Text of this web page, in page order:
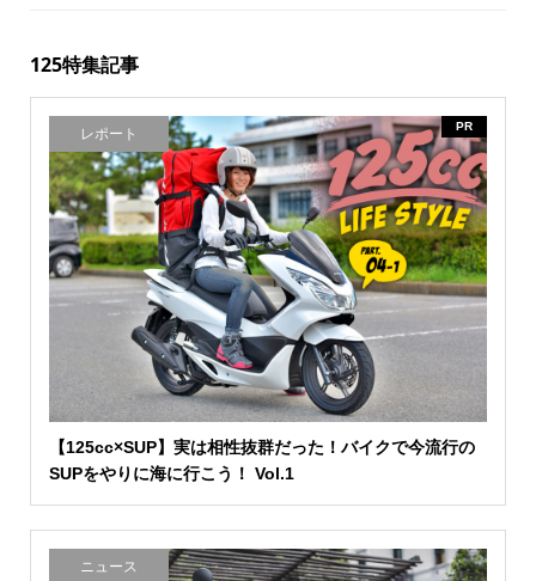
125特集記事
レポート PR
【125cc×SUP】実は相性抜群だった！バイクで今流行の
SUPをやりに海に行こう！ Vol.1
ニュース